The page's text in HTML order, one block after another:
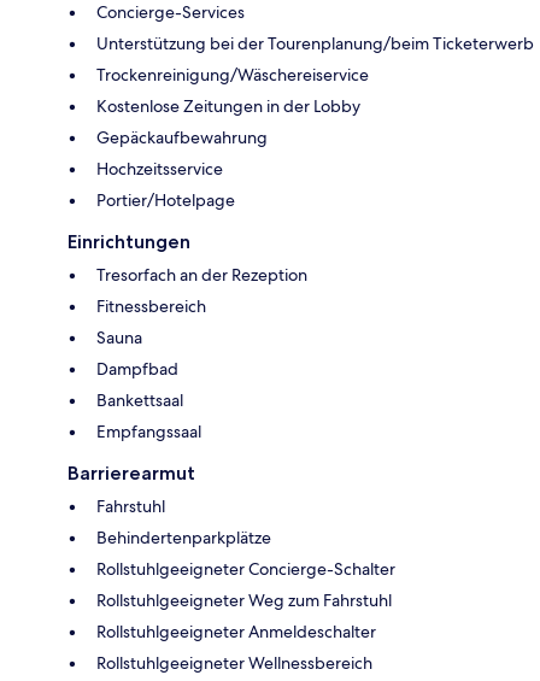
Concierge-Services
Unterstützung bei der Tourenplanung/beim Ticketerwerb
Trockenreinigung/Wäschereiservice
Kostenlose Zeitungen in der Lobby
Gepäckaufbewahrung
Hochzeitsservice
Portier/Hotelpage
Einrichtungen
Tresorfach an der Rezeption
Fitnessbereich
Sauna
Dampfbad
Bankettsaal
Empfangssaal
Barrierearmut
Fahrstuhl
Behindertenparkplätze
Rollstuhlgeeigneter Concierge-Schalter
Rollstuhlgeeigneter Weg zum Fahrstuhl
Rollstuhlgeeigneter Anmeldeschalter
Rollstuhlgeeigneter Wellnessbereich